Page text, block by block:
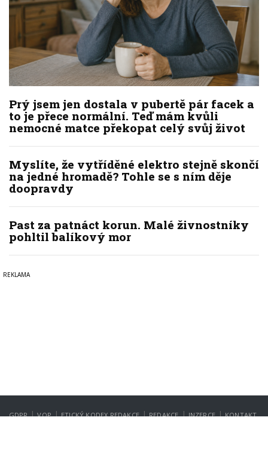
Prý jsem jen dostala v pubertě pár facek a
to je přece normální. Teď mám kvůli
nemocné matce překopat celý svůj život
Myslíte, že vytříděné elektro stejně skončí
na jedné hromadě? Tohle se s ním děje
doopravdy
Past za patnáct korun. Malé živnostníky
pohltil balíkový mor
GDPR | VOP | ETICKÝ KODEX REDAKCE | REDAKCE | INZERCE | KONTAKT